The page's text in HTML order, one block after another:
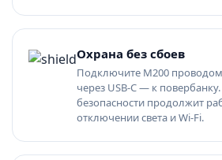
Охрана без сбоев
Подключите M200 проводом
через USB-C — к
безопасности продолжит
отключении света и Wi-Fi.